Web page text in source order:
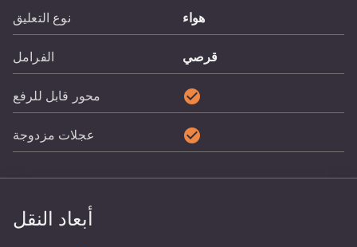
نوع التعليق هواء
الفرامل قرصي
محور قابل للرفع check_circle
عجلات مزدوجة check_circle
أبعاد النقل